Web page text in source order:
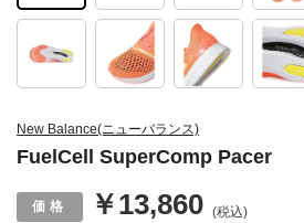
New Balance(ニューバランス)
FuelCell SuperComp Pacer
￥13,860 (税込)